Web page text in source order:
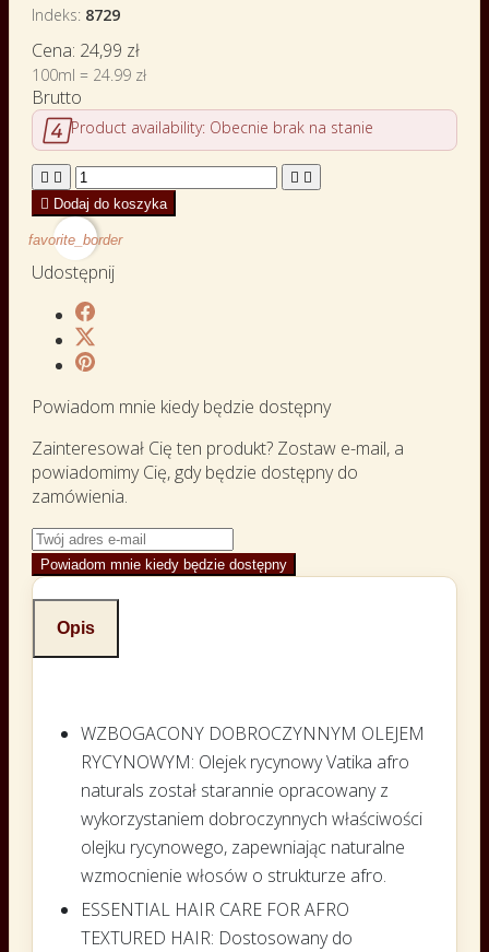
Indeks 8729
Cena: 24,99 zł
100ml = 24.99 zł
Brutto
Product availability: Obecnie brak na stanie
   
 Dodaj do koszyka
favorite_border
Udostępnij
Powiadom mnie kiedy będzie dostępny
Zainteresował Cię ten produkt? Zostaw e-mail, a
powiadomimy Cię, gdy będzie dostępny do
zamówienia.
Powiadom mnie kiedy będzie dostępny
Opis
WZBOGACONY DOBROCZYNNYM OLEJEM
RYCYNOWYM: Olejek rycynowy Vatika afro
naturals został starannie opracowany z
wykorzystaniem dobroczynnych właściwości
olejku rycynowego, zapewniając naturalne
wzmocnienie włosów o strukturze afro.
ESSENTIAL HAIR CARE FOR AFRO
TEXTURED HAIR: Dostosowany do